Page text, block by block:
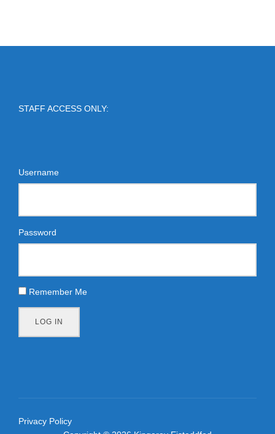
STAFF ACCESS ONLY:
Username
Password
Remember Me
LOG IN
Privacy Policy